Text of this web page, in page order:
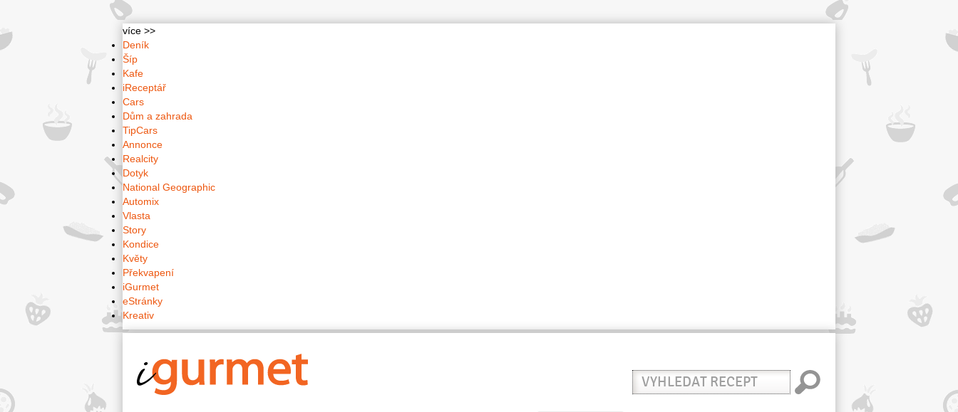
více >>
Deník
Šíp
Kafe
iReceptář
Cars
Dům a zahrada
TipCars
Annonce
Realcity
Dotyk
National Geographic
Automix
Vlasta
Story
Kondice
Květy
Překvapení
iGurmet
eStránky
Kreativ
Vyhledat
recept